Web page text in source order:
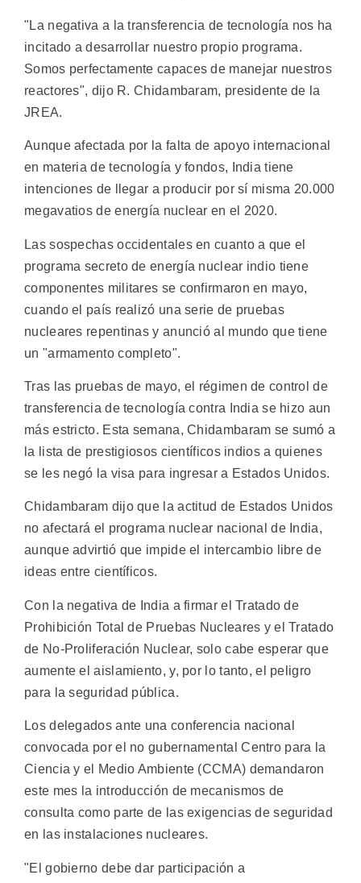
"La negativa a la transferencia de tecnología nos ha
incitado a desarrollar nuestro propio programa.
Somos perfectamente capaces de manejar nuestros
reactores", dijo R. Chidambaram, presidente de la
JREA.
Aunque afectada por la falta de apoyo internacional
en materia de tecnología y fondos, India tiene
intenciones de llegar a producir por sí misma 20.000
megavatios de energía nuclear en el 2020.
Las sospechas occidentales en cuanto a que el
programa secreto de energía nuclear indio tiene
componentes militares se confirmaron en mayo,
cuando el país realizó una serie de pruebas
nucleares repentinas y anunció al mundo que tiene
un "armamento completo".
Tras las pruebas de mayo, el régimen de control de
transferencia de tecnología contra India se hizo aun
más estricto. Esta semana, Chidambaram se sumó a
la lista de prestigiosos científicos indios a quienes
se les negó la visa para ingresar a Estados Unidos.
Chidambaram dijo que la actitud de Estados Unidos
no afectará el programa nuclear nacional de India,
aunque advirtió que impide el intercambio libre de
ideas entre científicos.
Con la negativa de India a firmar el Tratado de
Prohibición Total de Pruebas Nucleares y el Tratado
de No-Proliferación Nuclear, solo cabe esperar que
aumente el aislamiento, y, por lo tanto, el peligro
para la seguridad pública.
Los delegados ante una conferencia nacional
convocada por el no gubernamental Centro para la
Ciencia y el Medio Ambiente (CCMA) demandaron
este mes la introducción de mecanismos de
consulta como parte de las exigencias de seguridad
en las instalaciones nucleares.
"El gobierno debe dar participación a